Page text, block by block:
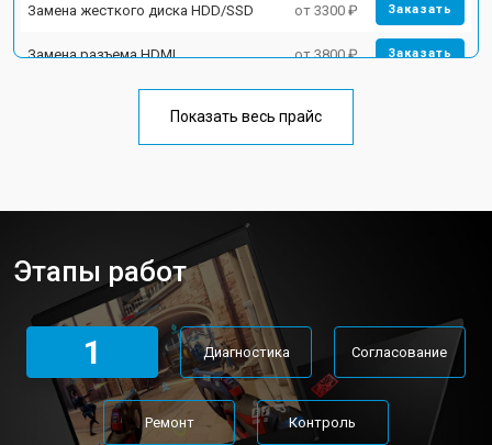
Замена жесткого диска HDD/SSD от 3300 ₽ Заказать
Замена разъема HDMI от 3800 ₽ Заказать
Замена клавиатуры от 2900 ₽
Замена матрицы ноутбука HP
Замена Wi-Fi ноутбука HP
Ремонт цепи питания от 3500 ₽ Заказать
Замена USB порта от 2200 ₽ Заказать
Показать весь прайс
Этапы работ
1 Диагностика Согласование
Ремонт Контроль